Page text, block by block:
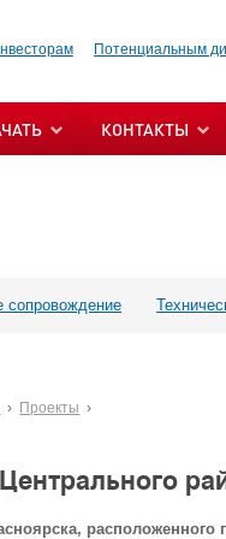
Потенциальным
КОНТАКТЫ
сопровождение
Проекты
расположенного